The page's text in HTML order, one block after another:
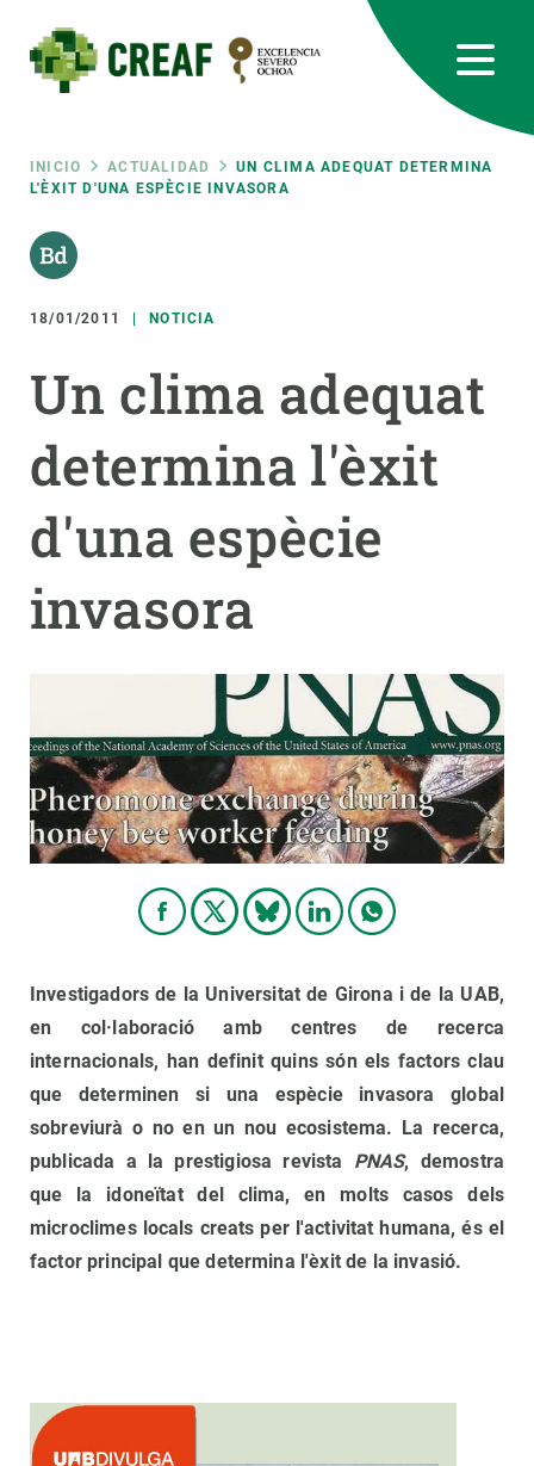
contenido
principal
Ruta
de
navegación
INICIO ACTUALIDAD
UN CLIMA ADEQUAT DETERMINA
L'ÈXIT D'UNA ESPÈCIE INVASORA
18/01/2011 NOTICIA
Un clima adequat
determina l'èxit
d'una espècie
invasora
Investigadors de la Universitat de Girona i de la UAB,
en col·laboració amb centres de recerca
internacionals, han definit quins són els factors clau
que determinen si una espècie invasora global
sobreviurà o no en un nou ecosistema. La recerca,
publicada a la prestigiosa revista PNAS, demostra
que la idoneïtat del clima, en molts casos dels
microclimes locals creats per l'activitat humana, és el
factor principal que determina l'èxit de la invasió.
RRSS
Featured
responsive
INTRANET
Responsive
menu
INVESTIGACIÓN
CIENCIA EN ACCIÓN
ÚNETE A NOSOTROS
PARTICIPA